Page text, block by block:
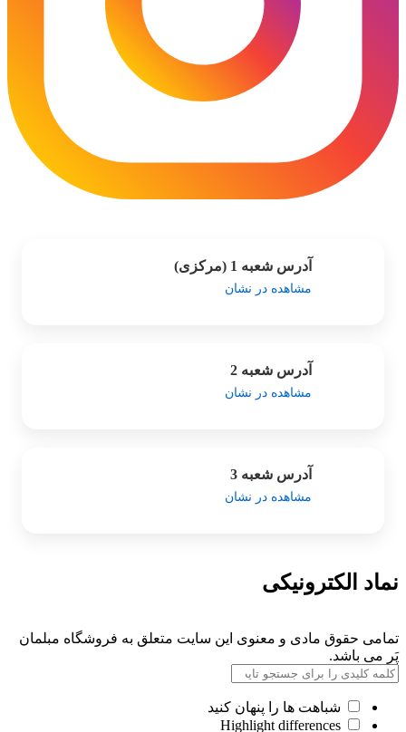
آدرس شعبه 1 (مرکزی)
مشاهده در نشان
آدرس شعبه 2
مشاهده در نشان
آدرس شعبه 3
مشاهده در نشان
نماد الکترونیکی
تمامی حقوق مادی و معنوی این سایت متعلق به فروشگاه مبلمان
پَر می باشد.
شباهت ها را پنهان کنید